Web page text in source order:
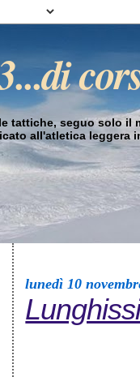
tattiche, seguo solo il
all'atletica leggera
lunedì 10